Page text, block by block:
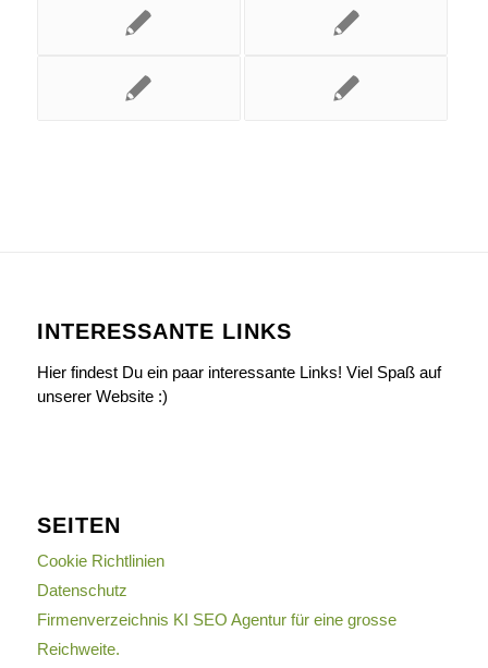
INTERESSANTE LINKS
Hier findest Du ein paar interessante Links! Viel Spaß auf
unserer Website :)
SEITEN
Cookie Richtlinien
Datenschutz
Firmenverzeichnis KI SEO Agentur für eine grosse
Reichweite.